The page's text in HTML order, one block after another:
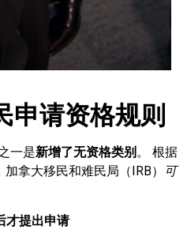
申请资格规则
一是新增了无资格类别 。 根据
拿大移民和难民局（IRB）
可
才提出申请